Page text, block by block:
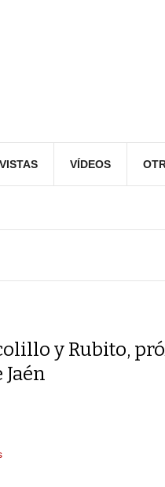
VÍDEOS
y Rubito,